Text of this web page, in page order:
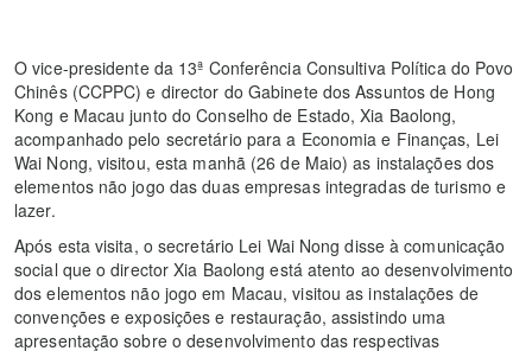
O vice-presidente da 13ª Conferência Consultiva Política do Povo
Chinês (CCPPC) e director do Gabinete dos Assuntos de Hong
Kong e Macau junto do Conselho de Estado, Xia Baolong,
acompanhado pelo secretário para a Economia e Finanças, Lei
Wai Nong, visitou, esta manhã (26 de Maio) as instalações dos
elementos não jogo das duas empresas integradas de turismo e
lazer.
Após esta visita, o secretário Lei Wai Nong disse à comunicação
social que o director Xia Baolong está atento ao desenvolvimento
dos elementos não jogo em Macau, visitou as instalações de
convenções e exposições e restauração, assistindo uma
apresentação sobre o desenvolvimento das respectivas